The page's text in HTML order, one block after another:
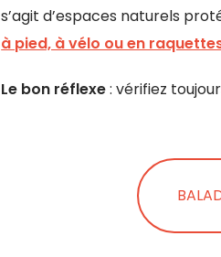
s’agit d’espaces naturels
à pied, à vélo ou en
Le bon réflexe: vérifiez